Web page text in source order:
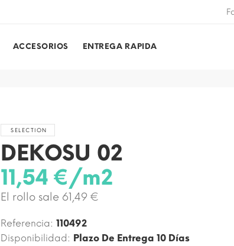
ACCESORIOS ENTREGA RAPIDA
SELECTION
DEKOSU 02
11,54 €/m2
El rollo sale 61,49 €
Referencia: 110492
Disponibilidad: Plazo De Entrega 10 Días